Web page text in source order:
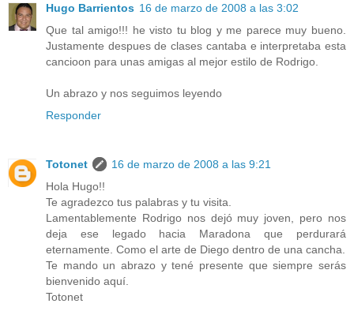
Hugo Barrientos 16 de marzo de 2008 a las 3:02
Que tal amigo!!! he visto tu blog y me parece muy bueno.
Justamente despues de clases cantaba e interpretaba esta
cancioon para unas amigas al mejor estilo de Rodrigo.
Un abrazo y nos seguimos leyendo
Responder
Totonet
16 de marzo de 2008 a las 9:21
Hola Hugo!!
Te agradezco tus palabras y tu visita.
Lamentablemente Rodrigo nos dejó muy joven, pero nos
deja ese legado hacia Maradona que perdurará
eternamente. Como el arte de Diego dentro de una cancha.
Te mando un abrazo y tené presente que siempre serás
bienvenido aquí.
Totonet